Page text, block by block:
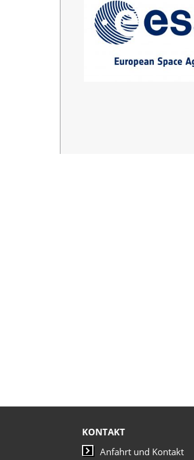
KONTAKT
Anfahrt und Kontakt